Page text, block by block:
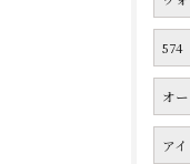
574
オ
ア